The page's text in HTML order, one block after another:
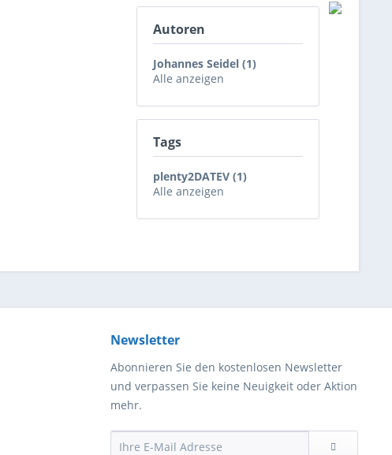
Autoren
Johannes Seidel (1)
Alle anzeigen
Tags
plenty2DATEV (1)
Alle anzeigen
Newsletter
Abonnieren Sie den kostenlosen Newsletter
und verpassen Sie keine Neuigkeit oder Aktion
mehr.